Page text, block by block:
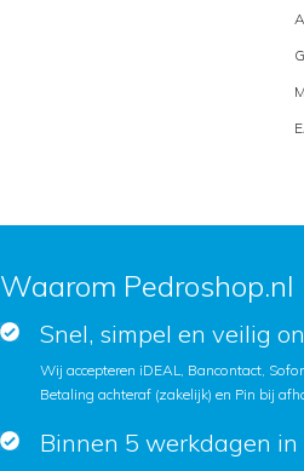
Waarom Pedroshop.nl
Snel, simpel en veilig
Wij accepteren iDEAL, Bancontact,
Betaling achteraf (zakelijk) en Pin bij
Binnen 5 werkdagen in